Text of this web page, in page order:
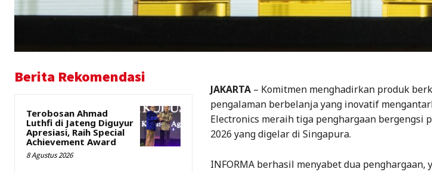
Berita Rekomendasi
Terobosan Ahmad
Luthfi di Jateng Diguyur
Apresiasi, Raih Special
Achievement Award
8 Agustus 2026
JAKARTA– Komitmen menghadirkan produk
pengalaman berbelanja yang inovatif
Electronics meraih tiga penghargaan bergengsi
2026 yang digelar di Singapura.
INFORMA berhasil menyabet dua